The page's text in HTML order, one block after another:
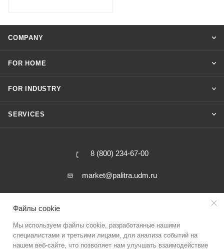
COMPANY
FOR HOME
FOR INDUSTRY
SERVICES
8 (800) 234-67-00
market@palitra.udm.ru
Файлы cookie
Мы используем файлы cookie, разработанные нашими
специалистами и третьими лицами, для анализа событий на
нашем веб-сайте, что позволяет нам улучшать взаимодействие